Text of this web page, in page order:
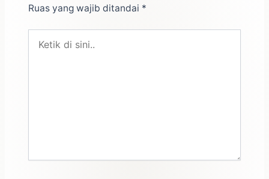
Ruas yang wajib ditandai *